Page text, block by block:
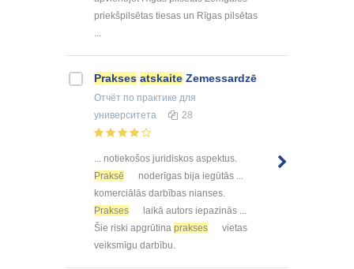
priekšpilsētas tiesas un Rīgas pilsētas
...
Prakses atskaite Zemessardzē
Отчёт по практике для
университета
28
... notiekošos juridiskos aspektus.
Praksē
noderīgas bija iegūtās ...
komerciālās darbības nianses.
Prakses
laikā autors iepazinās ...
Šie riski apgrūtina prakses
vietas
veiksmīgu darbību.